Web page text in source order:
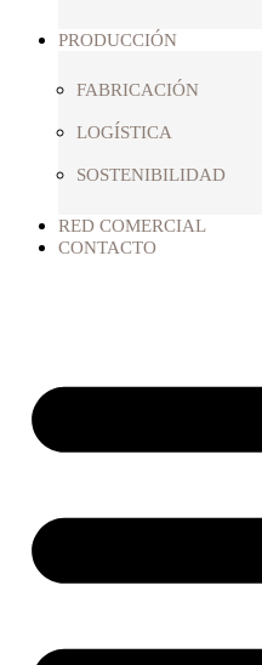
PRODUCCIÓN
FABRICACIÓN
LOGÍSTICA
SOSTENIBILIDAD
RED COMERCIAL
CONTACTO